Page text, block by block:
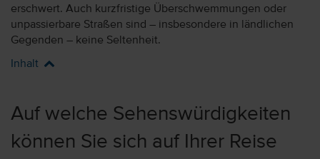
erschwert. Auch kurzfristige Überschwemmungen oder
unpassierbare Straßen sind – insbesondere in ländlichen
Gegenden – keine Seltenheit.
Inhalt
Auf welche Sehenswürdigkeiten
können Sie sich auf Ihrer Reise